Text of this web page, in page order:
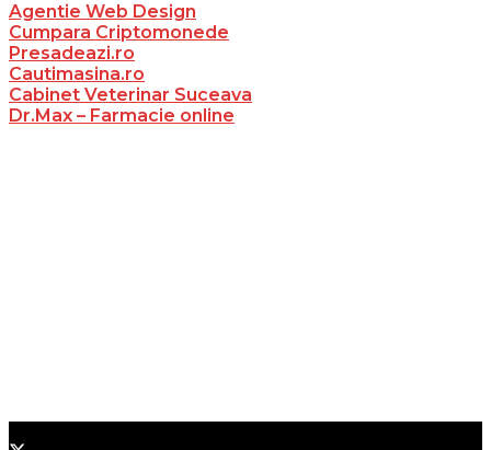
Agentie Web Design
Cumpara Criptomonede
Presadeazi.ro
Cautimasina.ro
Cabinet Veterinar Suceava
Dr.Max – Farmacie online